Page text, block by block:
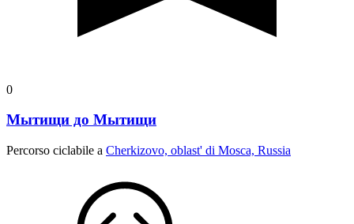
0
Мытищи до Мытищи
Percorso ciclabile a Cherkizovo, oblast' di Mosca, Russia